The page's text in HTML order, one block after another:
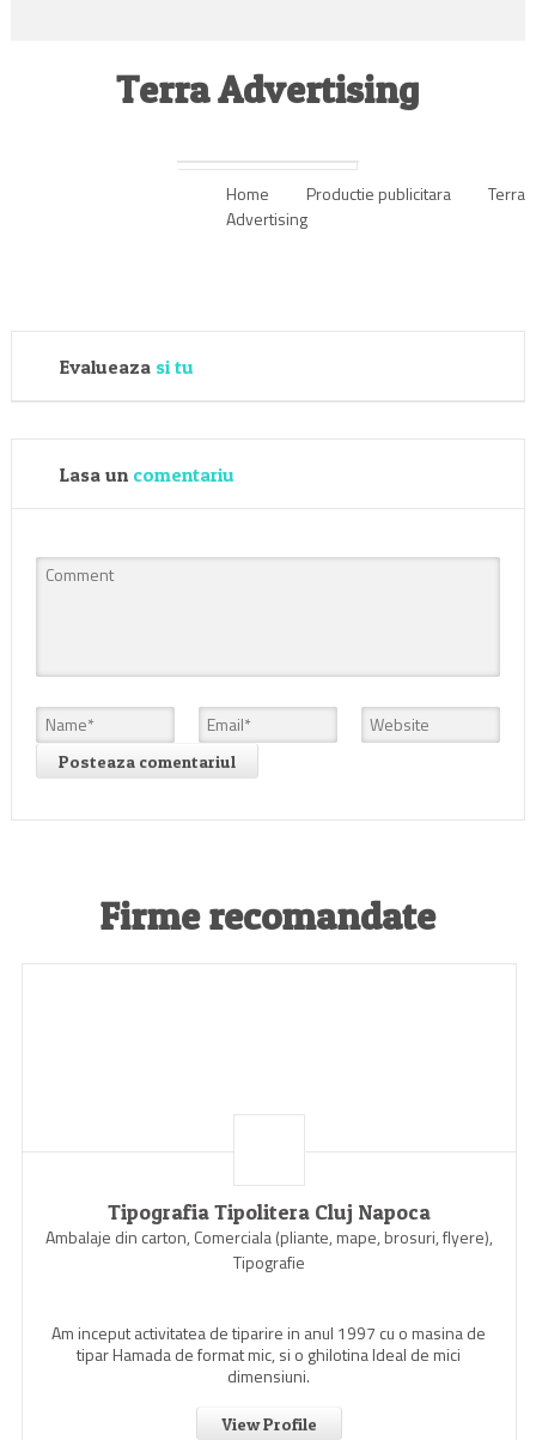
Terra Advertising
Home Productie publicitara
Terra
Advertising
Evalueaza si tu
Lasa un comentariu
Firme recomandate
Tipografia Tipolitera Cluj Napoca
Ambalaje din carton, Comerciala (pliante, mape, brosuri, flyere),
Tipografie
Am inceput activitatea de tiparire in anul 1997 cu o masina de
tipar Hamada de format mic, si o ghilotina Ideal de mici
dimensiuni.
View Profile